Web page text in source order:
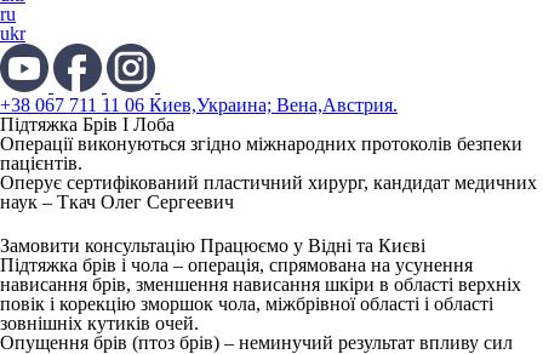
ru
ukr
+38 067 711 11 06 Киев,Украина; Вена,Австрия.
Підтяжка Брів І Лоба
Операції виконуються згідно міжнародних протоколів безпеки
пацієнтів.
Оперує сертифікований пластичний хирург, кандидат медичних
наук – Ткач Олег Сергеевич
Замовити консультацію Працюємо у Відні та Києві
Підтяжка брів і чола – операція, спрямована на усунення
нависання брів, зменшення нависання шкіри в області верхніх
повік і корекцію зморшок чола, міжбрівної області і області
зовнішніх кутиків очей.
Опущення брів (птоз брів) – неминучий результат впливу сил